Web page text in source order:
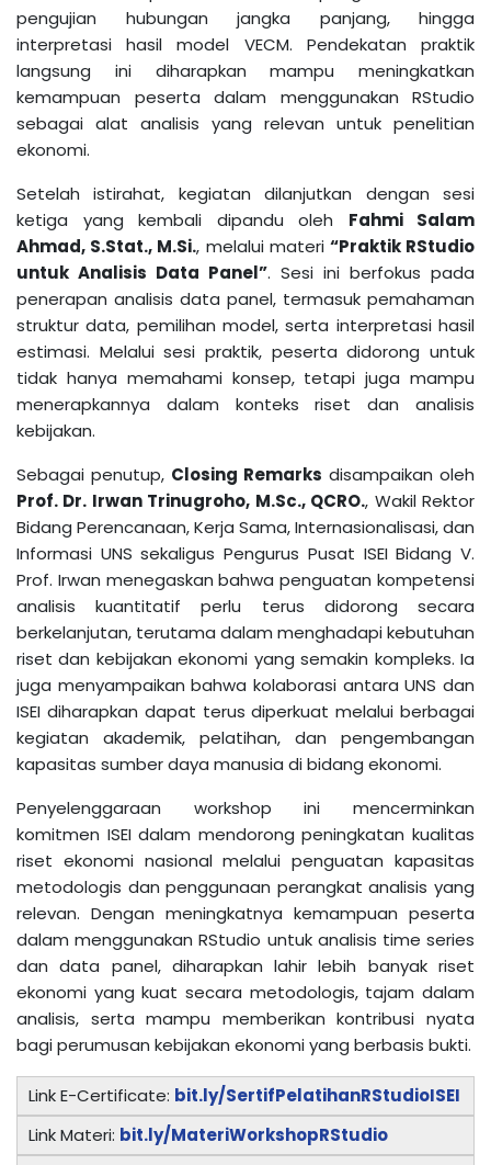
pengujian hubungan jangka panjang, hingga
interpretasi hasil model VECM. Pendekatan praktik
langsung ini diharapkan mampu meningkatkan
kemampuan peserta dalam menggunakan RStudio
sebagai alat analisis yang relevan untuk penelitian
ekonomi.
Setelah istirahat, kegiatan dilanjutkan dengan sesi
ketiga yang kembali dipandu oleh Fahmi Salam
Ahmad, S.Stat., M.Si., melalui materi “Praktik RStudio
untuk Analisis Data Panel”. Sesi ini berfokus pada
penerapan analisis data panel, termasuk pemahaman
struktur data, pemilihan model, serta interpretasi hasil
estimasi. Melalui sesi praktik, peserta didorong untuk
tidak hanya memahami konsep, tetapi juga mampu
menerapkannya dalam konteks riset dan analisis
kebijakan.
Sebagai penutup, Closing Remarks disampaikan oleh
Prof. Dr. Irwan Trinugroho, M.Sc., QCRO., Wakil Rektor
Bidang Perencanaan, Kerja Sama, Internasionalisasi, dan
Informasi UNS sekaligus Pengurus Pusat ISEI Bidang V.
Prof. Irwan menegaskan bahwa penguatan kompetensi
analisis kuantitatif perlu terus didorong secara
berkelanjutan, terutama dalam menghadapi kebutuhan
riset dan kebijakan ekonomi yang semakin kompleks. Ia
juga menyampaikan bahwa kolaborasi antara UNS dan
ISEI diharapkan dapat terus diperkuat melalui berbagai
kegiatan akademik, pelatihan, dan pengembangan
kapasitas sumber daya manusia di bidang ekonomi.
Penyelenggaraan workshop ini mencerminkan
komitmen ISEI dalam mendorong peningkatan kualitas
riset ekonomi nasional melalui penguatan kapasitas
metodologis dan penggunaan perangkat analisis yang
relevan. Dengan meningkatnya kemampuan peserta
dalam menggunakan RStudio untuk analisis time series
dan data panel, diharapkan lahir lebih banyak riset
ekonomi yang kuat secara metodologis, tajam dalam
analisis, serta mampu memberikan kontribusi nyata
bagi perumusan kebijakan ekonomi yang berbasis bukti.
Link E-Certificate: bit.ly/SertifPelatihanRStudioISEI
Link Materi: bit.ly/MateriWorkshopRStudio